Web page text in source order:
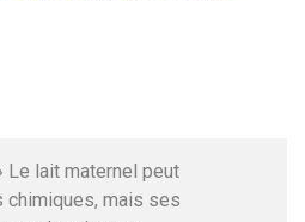
Le lait maternel peut
chimiques, mais ses